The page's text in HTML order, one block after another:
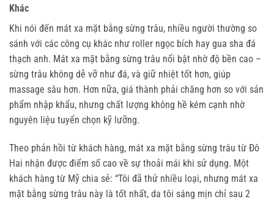
Khác
Khi nói đến mát xa mặt bằng sừng trâu, nhiều người thường so
sánh với các công cụ khác như roller ngọc bích hay gua sha đá
thạch anh. Mát xa mặt bằng sừng trâu nổi bật nhờ độ bền cao –
sừng trâu không dễ vỡ như đá, và giữ nhiệt tốt hơn, giúp
massage sâu hơn. Hơn nữa, giá thành phải chăng hơn so với sản
phẩm nhập khẩu, nhưng chất lượng không hề kém cạnh nhờ
nguyên liệu tuyển chọn kỹ lưỡng.
Theo phản hồi từ khách hàng, mát xa mặt bằng sừng trâu từ Đô
Hai nhận được điểm số cao về sự thoải mái khi sử dụng. Một
khách hàng từ Mỹ chia sẻ: “Tôi đã thử nhiều loại, nhưng mát xa
mặt bằng sừng trâu này là tốt nhất, da tôi sáng mịn chỉ sau 2